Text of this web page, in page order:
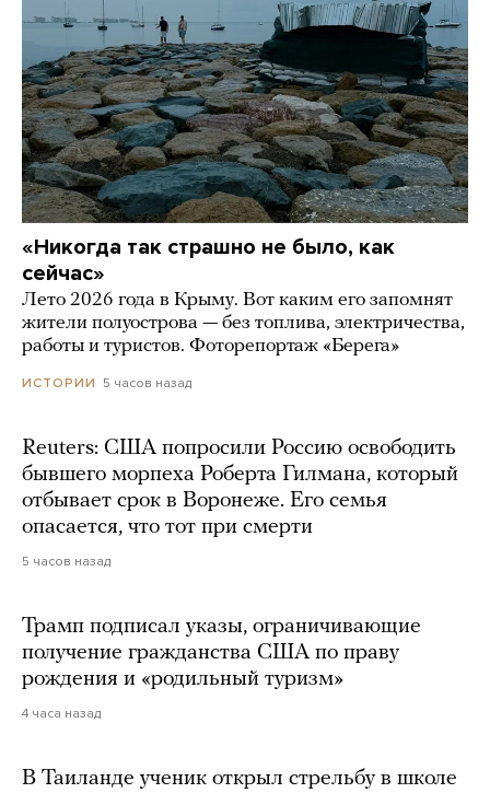
«Никогда так страшно не было, как
сейчас»
Лето 2026 года в Крыму. Вот каким его запомнят
жители полуострова — без топлива, электричества,
работы и туристов. Фоторепортаж «Берега»
ИСТОРИИ 5 часов назад
Reuters: США попросили Россию освободить
бывшего морпеха Роберта Гилмана, который
отбывает срок в Воронеже. Его семья
опасается, что тот при смерти
5 часов назад
Трамп подписал указы, ограничивающие
получение гражданства США по праву
рождения и «родильный туризм»
4 часа назад
В Таиланде ученик открыл стрельбу в школе